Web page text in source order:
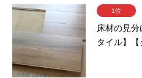
1位
床材の見
タイル】